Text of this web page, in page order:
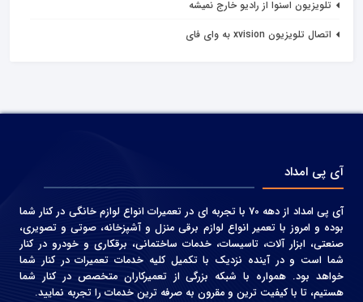
تلویزیون اسنوا از رادیو خارج نمیشه
اتصال تلویزیون xvision به وای فای
آی پی امداد
آی پی امداد از دهه 70 با تجربه ای در تعمیرات انواع لوازم خانگی در کنار شما
بوده و امروز با تعمیر انواع لوازم برقی منزل و آشپزخانه، صوتی و‌ تصویری،
صنعتی، ابزار آلات، تاسیسات، خدمات ساختمانی، برقکاری و خودرو در کنار
شما است و در آینده نزدیک با تکمیل کلیه خدمات تعمیرات در کنار شما
خواهد بود. همواره با شبکه بزرگی از تعمیرکاران متخصص در کنار شما
هستیم، تا با کیفیت ترین و مقرون به صرفه ترین خدمات را تجربه نمایید.